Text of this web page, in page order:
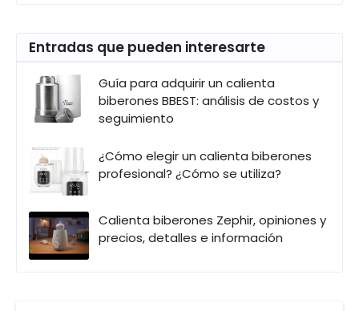
Entradas que pueden interesarte
Guía para adquirir un calienta
biberones BBEST: análisis de costos y
seguimiento
¿Cómo elegir un calienta biberones
profesional? ¿Cómo se utiliza?
Calienta biberones Zephir, opiniones y
precios, detalles e información